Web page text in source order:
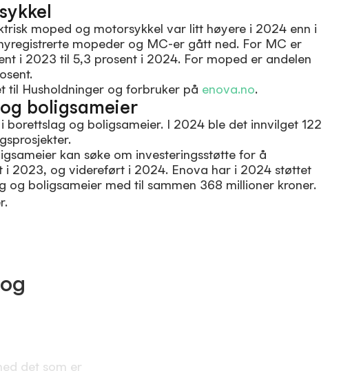
moped og motorsykkel var litt høyere i 2024 enn i
mopeder og MC-er gått ned. For MC er
i 2023 til 5,3 prosent i 2024. For moped er andelen
til Husholdninger og forbruker på enova.no.
boligsameier
borettslag og boligsameier. I 2024 ble det innvilget 122
kan søke om investeringsstøtte for å
i 2023, og videreført i 2024. Enova har i 2024 støttet
og boligsameier med til sammen 368 millioner kroner.
det som er